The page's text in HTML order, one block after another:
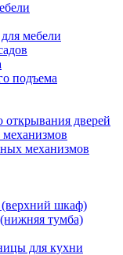
мебели
подъема
открывания дверей
механизмов
шкаф)
тумба)
для кухни